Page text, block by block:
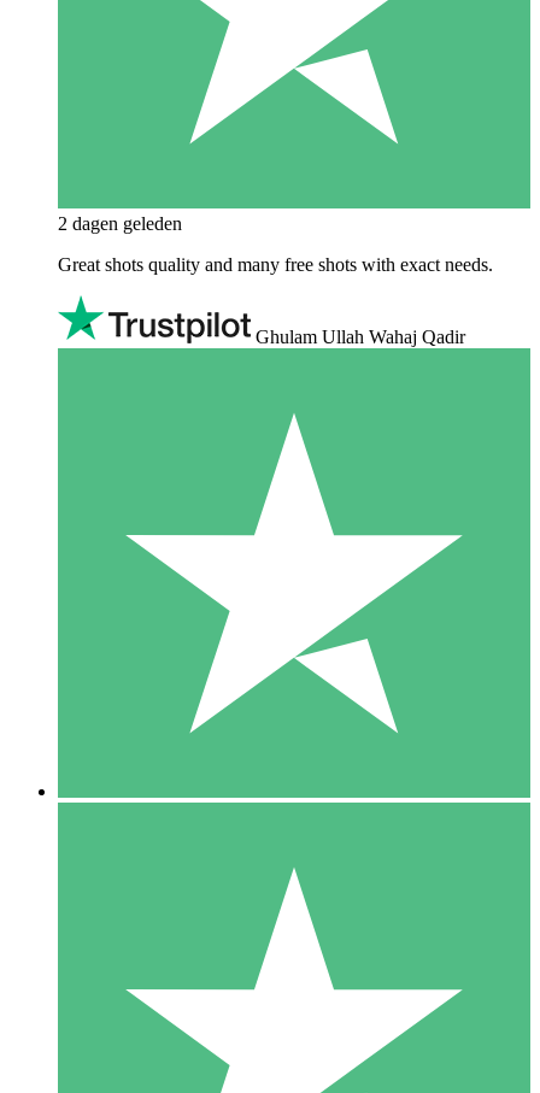
2 dagen geleden
Great shots quality and many free shots with exact needs.
Ghulam Ullah Wahaj Qadir